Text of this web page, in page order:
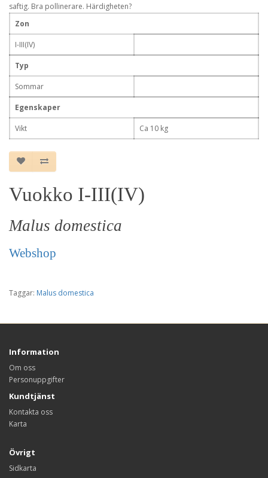
saftig. Bra pollinerare. Härdigheten?
Zon
I-III(IV)
Typ
Sommar
Egenskaper
Vikt Ca 10 kg
Vuokko I-III(IV)
Malus domestica
Webshop
Taggar: Malus domestica
Information
Om oss
Personuppgifter
Kundtjänst
Kontakta oss
Karta
Övrigt
Sidkarta